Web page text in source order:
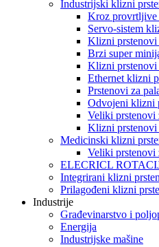
Industrijski klizni
Kroz provrtljive
Servo-sistem
Klizni prstenovi
Brzi super
Klizni prstenovi
Ethernet klizni
Prstenovi za
Odvojeni klizni
Veliki prstenovi
Klizni prstenovi
Medicinski klizni
Veliki prstenovi
ELECRICL
Integrirani klizni
Prilagođeni klizni
Industrije
Građevinarstvo i
Energija
Industrijske mašine